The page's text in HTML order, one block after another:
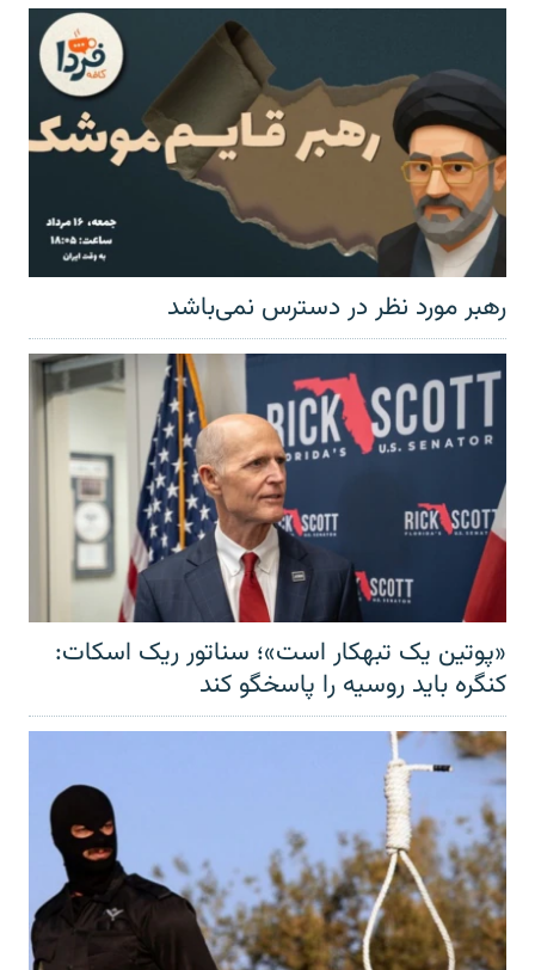
رهبر مورد نظر در دسترس نمی‌باشد
«پوتین یک تبهکار است»؛ سناتور ریک اسکات:
کنگره باید روسیه را پاسخگو کند